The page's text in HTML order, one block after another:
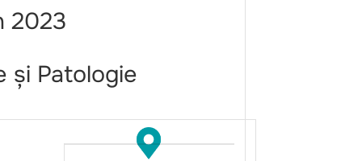
2023
și Patologie